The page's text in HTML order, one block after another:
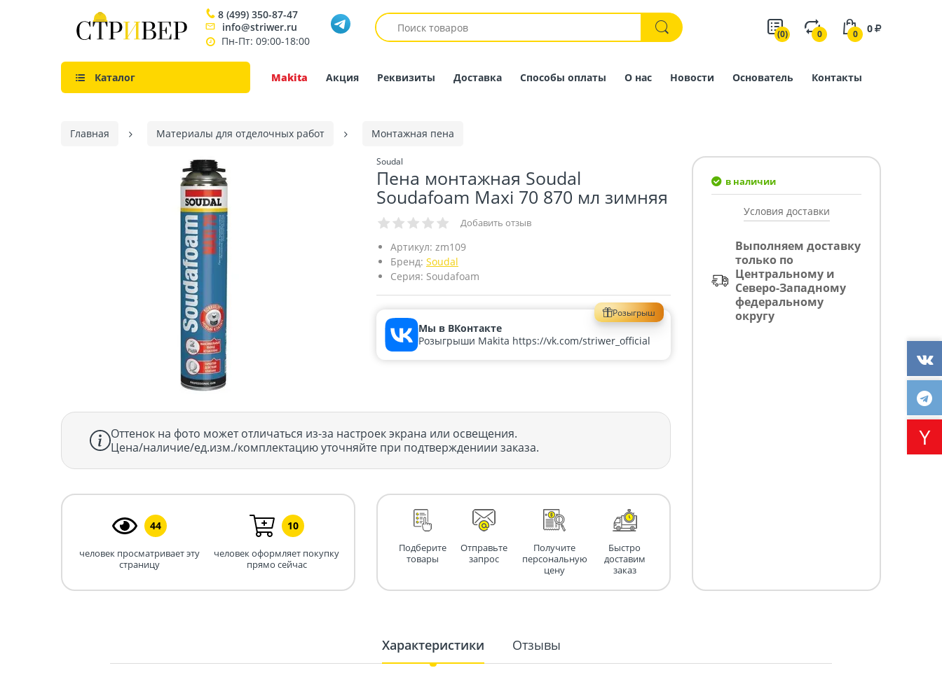
8 (499) 350-87-47
info@striwer.ru
Пн-Пт: 09:00-18:00
(0) 0 0 0
Каталог Makita Акция Реквизиты Доставка Способы оплаты О нас Новости Основатель Контакты
Главная Материалы для отделочных работ Монтажная пена
Soudal
Пена монтажная Soudal
Soudafoam Maxi 70 870 мл зимняя
Добавить отзыв
Артикул: zm109
Бренд: Soudal
Серия: Soudafoam
Розыгрыш
Мы в ВКонтакте
Розыгрыши Makita https://vk.com/striwer_official
Оттенок на фото может отличаться из-за настроек экрана или освещения.
Цена/наличие/ед.изм./комплектацию уточняйте при подтверждениии заказа.
44
человек просматривает эту
страницу
10
человек оформляет покупку
прямо сейчас
Подберите
товары
Отправьте
запрос
Получите
персональную
цену
Быстро
доставим
заказ
в наличии
Условия доставки
Выполняем доставку
только по
Центральному и
Северо-Западному
федеральному
округу
Характеристики Отзывы